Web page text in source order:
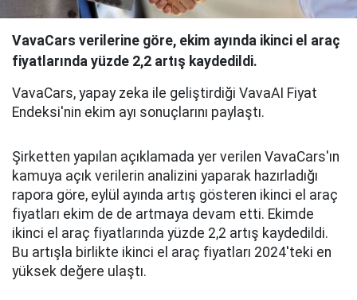
VavaCars verilerine göre, ekim ayında ikinci el araç
fiyatlarında yüzde 2,2 artış kaydedildi.
VavaCars, yapay zeka ile geliştirdiği VavaAI Fiyat
Endeksi'nin ekim ayı sonuçlarını paylaştı.
Şirketten yapılan açıklamada yer verilen VavaCars'ın
kamuya açık verilerin analizini yaparak hazırladığı
rapora göre, eylül ayında artış gösteren ikinci el araç
fiyatları ekim de de artmaya devam etti. Ekimde
ikinci el araç fiyatlarında yüzde 2,2 artış kaydedildi.
Bu artışla birlikte ikinci el araç fiyatları 2024'teki en
yüksek değere ulaştı.